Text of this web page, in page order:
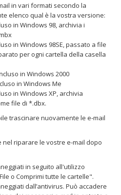
in vari formati secondo la
elenco qual è la vostra versione:
in Windows 98, archivia i
in Windows 98SE, passato a file
per ogni cartella della casella
in Windows 2000
in Windows Me
in Windows XP, archivia
file di *.dbx.
trascinare nuovamente le e-mail
nel riparare le vostre e-mail dopo
in seguito all'utilizzo
o Comprimi tutte le cartelle".
dall’antivirus. Può accadere